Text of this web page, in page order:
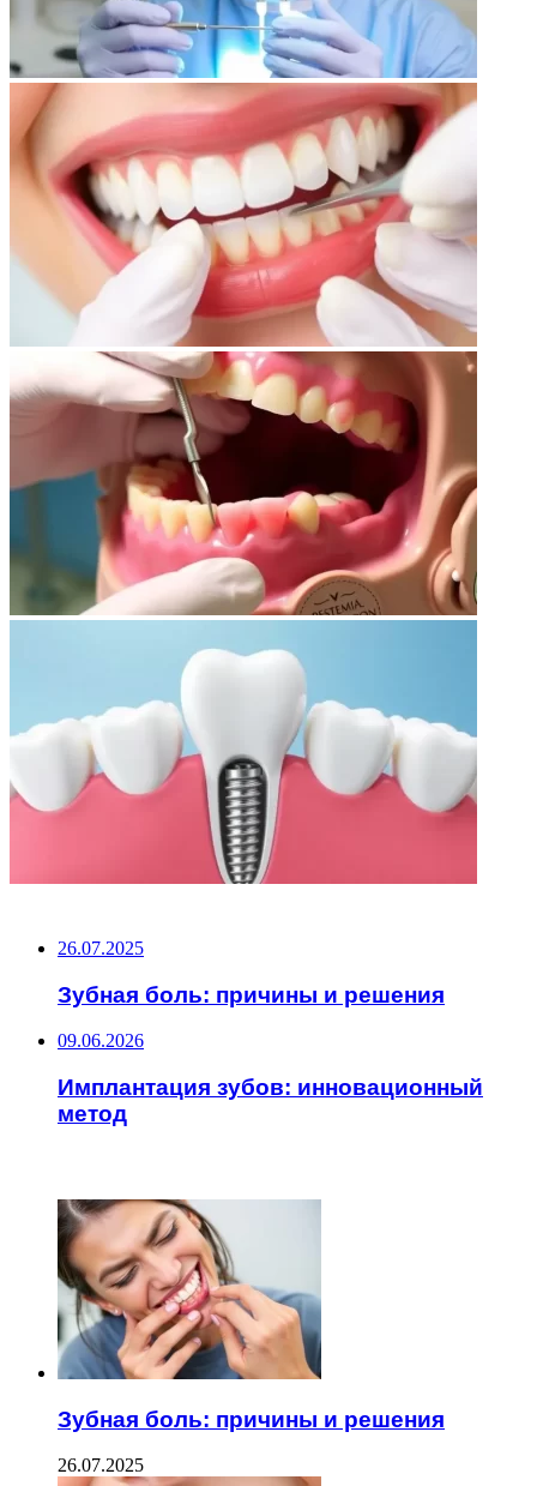
26.07.2025
Зубная боль: причины и решения
09.06.2026
Имплантация зубов: инновационный
метод
Зубная боль: причины и решения
26.07.2025